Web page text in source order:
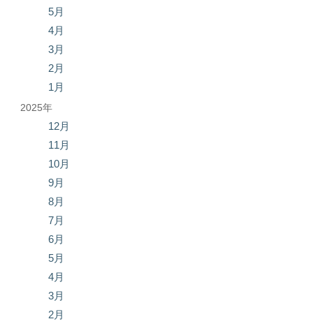
5月
4月
3月
2月
1月
2025年
12月
11月
10月
9月
8月
7月
6月
5月
4月
3月
2月